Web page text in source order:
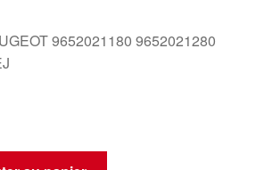
9652021180 9652021280